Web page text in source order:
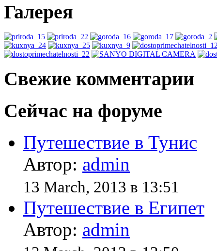
Галерея
Свежие комментарии
Сейчас на форуме
Путешествие в Тунис
Автор: admin
13 March, 2013 в 13:51
Путешествие в Египет
Автор: admin